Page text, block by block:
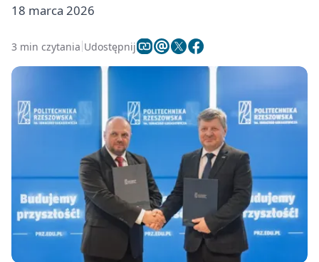
18 marca 2026
3 min czytania Udostępnij